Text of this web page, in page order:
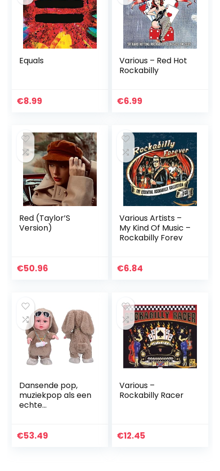
Equals
€8.99
Various – Red Hot
Rockabilly
€6.99
Red (Taylor’S
Version)
€50.96
Various Artists –
My Kind Of Music –
Rockabilly Forev
€6.84
Dansende pop,
muziekpop als een
echte
voor kind voor
€53.49
Various –
Rockabilly Racer
€12.45